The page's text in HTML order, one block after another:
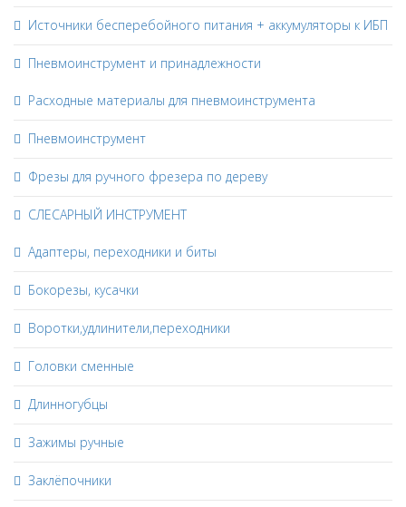
Источники бесперебойного питания + аккумуляторы к ИБП
Пневмоинструмент и принадлежности
Расходные материалы для пневмоинструмента
Пневмоинструмент
Фрезы для ручного фрезера по дереву
СЛЕСАРНЫЙ ИНСТРУМЕНТ
Адаптеры, переходники и биты
Бокорезы, кусачки
Воротки,удлинители,переходники
Головки сменные
Длинногубцы
Зажимы ручные
Заклёпочники